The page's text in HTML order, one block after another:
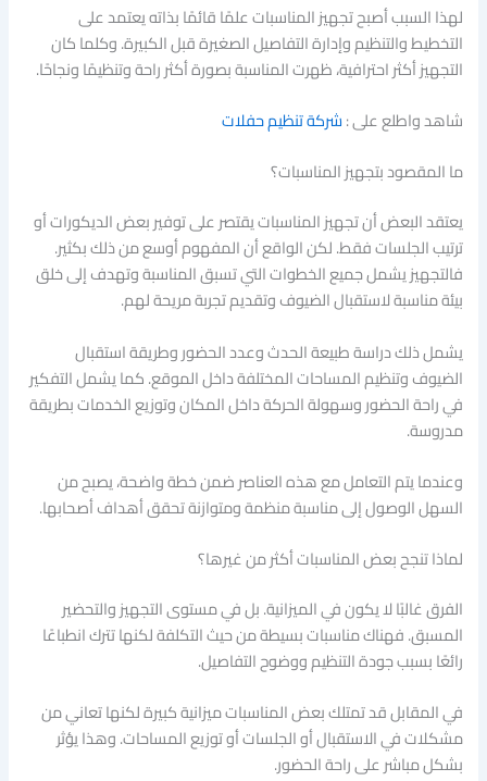
لهذا السبب أصبح تجهيز المناسبات علمًا قائمًا بذاته يعتمد على
التخطيط والتنظيم وإدارة التفاصيل الصغيرة قبل الكبيرة. وكلما كان
التجهيز أكثر احترافية، ظهرت المناسبة بصورة أكثر راحة وتنظيمًا ونجاحًا.
شاهد واطلع على :شركة تنظيم حفلات
ما المقصود بتجهيز المناسبات؟
يعتقد البعض أن تجهيز المناسبات يقتصر على توفير بعض الديكورات أو
ترتيب الجلسات فقط. لكن الواقع أن المفهوم أوسع من ذلك بكثير.
فالتجهيز يشمل جميع الخطوات التي تسبق المناسبة وتهدف إلى خلق
بيئة مناسبة لاستقبال الضيوف وتقديم تجربة مريحة لهم.
يشمل ذلك دراسة طبيعة الحدث وعدد الحضور وطريقة استقبال
الضيوف وتنظيم المساحات المختلفة داخل الموقع. كما يشمل التفكير
في راحة الحضور وسهولة الحركة داخل المكان وتوزيع الخدمات بطريقة
مدروسة.
وعندما يتم التعامل مع هذه العناصر ضمن خطة واضحة، يصبح من
السهل الوصول إلى مناسبة منظمة ومتوازنة تحقق أهداف أصحابها.
لماذا تنجح بعض المناسبات أكثر من غيرها؟
الفرق غالبًا لا يكون في الميزانية. بل في مستوى التجهيز والتحضير
المسبق. فهناك مناسبات بسيطة من حيث التكلفة لكنها تترك انطباعًا
رائعًا بسبب جودة التنظيم ووضوح التفاصيل.
في المقابل قد تمتلك بعض المناسبات ميزانية كبيرة لكنها تعاني من
مشكلات في الاستقبال أو الجلسات أو توزيع المساحات. وهذا يؤثر
بشكل مباشر على راحة الحضور.